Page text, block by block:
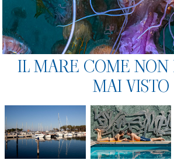
IL MARE COME NON
MAI VISTO